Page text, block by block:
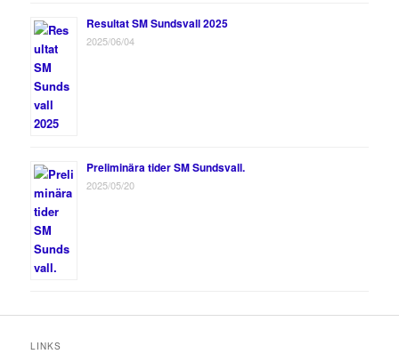
Resultat SM Sundsvall 2025
2025/06/04
Preliminära tider SM Sundsvall.
2025/05/20
LINKS